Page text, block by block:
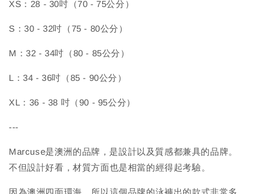
XS：28 - 30吋（70 - 75公分）
S：30 - 32吋（75 - 80公分）
M：32 - 34吋（80 - 85公分）
L：34 - 36吋（85 - 90公分）
XL：36 - 38 吋（90 - 95公分）
---
Marcuse是澳洲的品牌，是設計以及質感都兼具的品牌。
不但設計好看，材質方面也是相當的經得起考驗。
因為澳洲四面環海，所以這個品牌的泳褲出的款式非常多，